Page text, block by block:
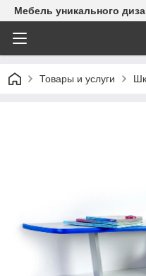
Mебель уникального
Товары и услуги